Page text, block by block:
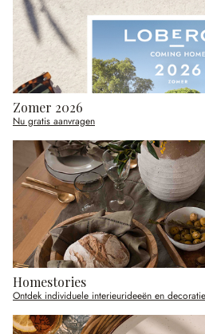
Zomer 2026
Nu gratis aanvragen
Homestories
Ontdek individuele interieurideeën en